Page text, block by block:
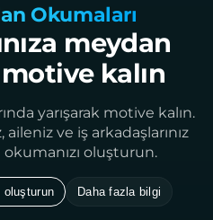
Okumaları
meydan
kalın
yarışarak motive kalın.
aileniz ve iş arkadaşlarınız
oluşturun.
oluşturun Daha fazla bilgi